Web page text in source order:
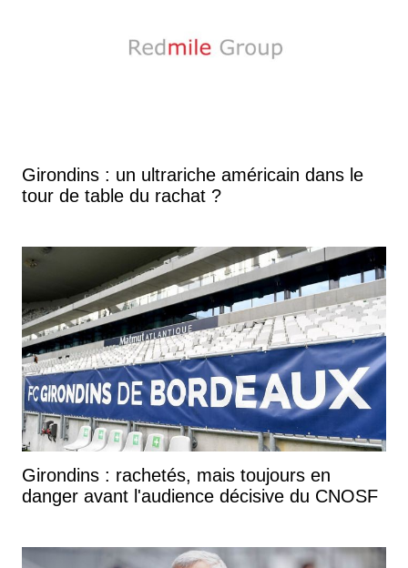
Girondins : un ultrariche américain dans le
tour de table du rachat ?
Girondins : rachetés, mais toujours en
danger avant l'audience décisive du CNOSF